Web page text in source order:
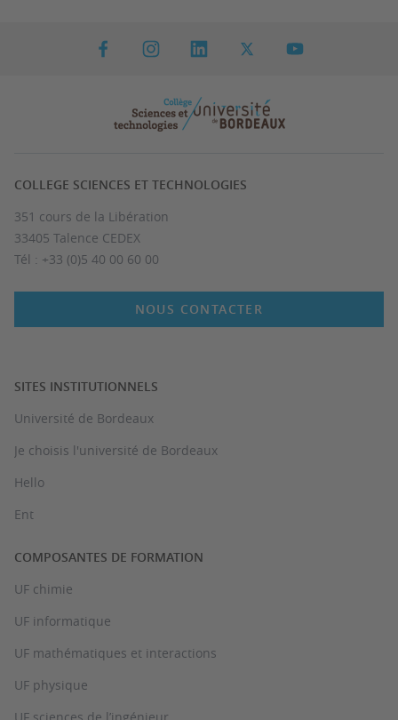
COLLEGE SCIENCES ET TECHNOLOGIES
351 cours de la Libération
33405 Talence CEDEX
Tél : +33 (0)5 40 00 60 00
NOUS CONTACTER
SITES INSTITUTIONNELS
Université de Bordeaux
Je choisis l'université de Bordeaux
Hello
Ent
COMPOSANTES DE FORMATION
UF chimie
UF informatique
UF mathématiques et interactions
UF physique